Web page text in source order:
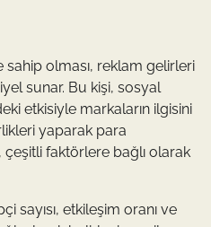
sahip olması, reklam gelirleri
sunar. Bu kişi, sosyal
etkisiyle markaların ilgisini
yaparak para
çeşitli faktörlere bağlı olarak
sayısı, etkileşim oranı ve